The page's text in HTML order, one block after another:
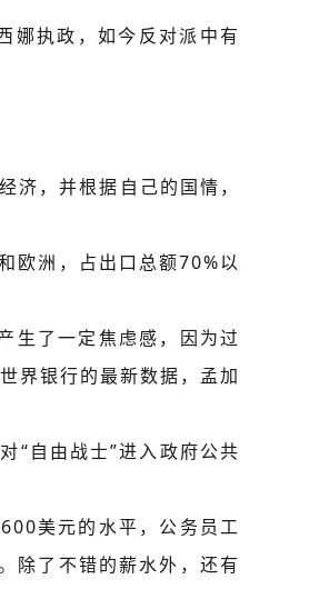
娜执政，如今反对派中有
济，并根据自己的国情，
欧洲，占出口总额70%以
生了一定焦虑感，因为过
界银行的最新数据，孟加
“自由战士”进入政府公共
美元的水平，公务员工
除了不错的薪水外，还有